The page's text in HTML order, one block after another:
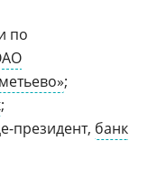
по
;
;
президент, банк